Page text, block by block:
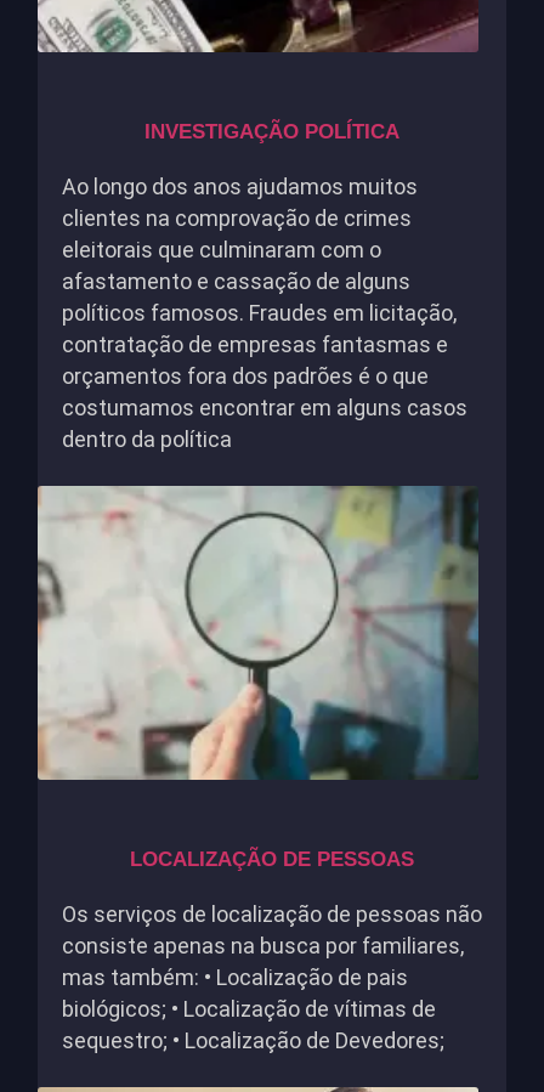
INVESTIGAÇÃO POLÍTICA
Ao longo dos anos ajudamos muitos
clientes na comprovação de crimes
eleitorais que culminaram com o
afastamento e cassação de alguns
políticos famosos. Fraudes em licitação,
contratação de empresas fantasmas e
orçamentos fora dos padrões é o que
costumamos encontrar em alguns casos
dentro da política
LOCALIZAÇÃO DE PESSOAS
Os serviços de localização de pessoas não
consiste apenas na busca por familiares,
mas também: • Localização de pais
biológicos; • Localização de vítimas de
sequestro; • Localização de Devedores;